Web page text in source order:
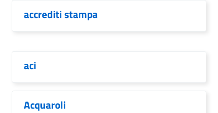
accrediti stampa
aci
Acquaroli